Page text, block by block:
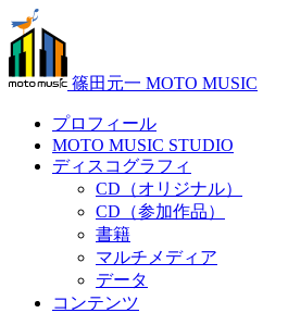
篠田元一 MOTO MUSIC
プロフィール
MOTO MUSIC STUDIO
ディスコグラフィ
CD（オリジナル）
CD（参加作品）
書籍
マルチメディア
データ
コンテンツ